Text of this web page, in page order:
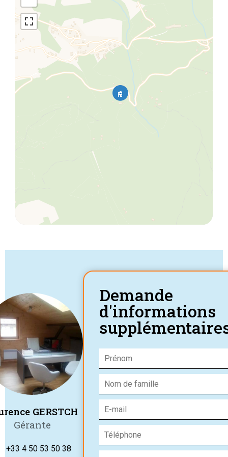
GERSTCH
Gérante
+33 4 50 53 50 38
Demande
d'informations